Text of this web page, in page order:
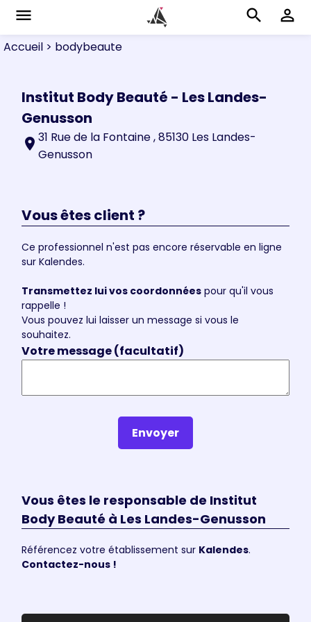
menu search perm_identity
Accueil > bodybeaute
Institut Body Beauté - Les Landes-
Genusson
location_on31 Rue de la Fontaine , 85130 Les Landes-
Genusson
Vous êtes client ?
Ce professionnel n'est pas encore réservable en ligne
sur Kalendes.
Transmettez lui vos coordonnées pour qu'il vous
rappelle !
Vous pouvez lui laisser un message si vous le
souhaitez.
Votre message (facultatif)
Envoyer
Vous êtes le responsable de Institut
Body Beauté à Les Landes-Genusson
Référencez votre établissement sur Kalendes.
Contactez-nous !